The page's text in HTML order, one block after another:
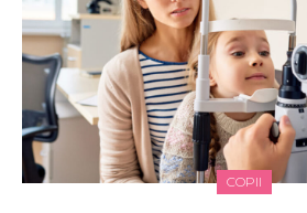
COPII